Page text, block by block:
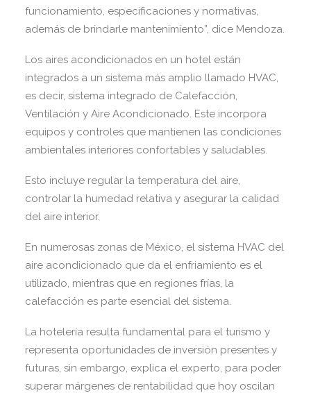
funcionamiento, especificaciones y normativas,
además de brindarle mantenimiento”, dice Mendoza.
Los aires acondicionados en un hotel están
integrados a un sistema más amplio llamado HVAC,
es decir, sistema integrado de Calefacción,
Ventilación y Aire Acondicionado. Este incorpora
equipos y controles que mantienen las condiciones
ambientales interiores confortables y saludables.
Esto incluye regular la temperatura del aire,
controlar la humedad relativa y asegurar la calidad
del aire interior.
En numerosas zonas de México, el sistema HVAC del
aire acondicionado que da el enfriamiento es el
utilizado, mientras que en regiones frías, la
calefacción es parte esencial del sistema.
La hotelería resulta fundamental para el turismo y
representa oportunidades de inversión presentes y
futuras, sin embargo, explica el experto, para poder
superar márgenes de rentabilidad que hoy oscilan